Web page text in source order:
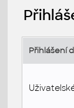
Přihlášení